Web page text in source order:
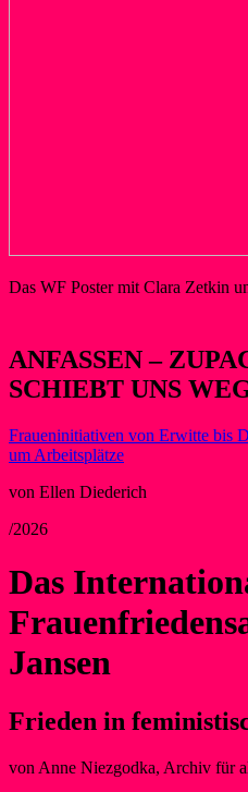
Das WF Poster mit Clara Zetkin
ANFASSEN –
SCHIEBT UNS
Fraueninitiativen von Erwitte bis
um Arbeitsplätze
von Ellen Diederich
/2026
Das
Jansen
Frieden in
von Anne Niezgodka, Archiv für